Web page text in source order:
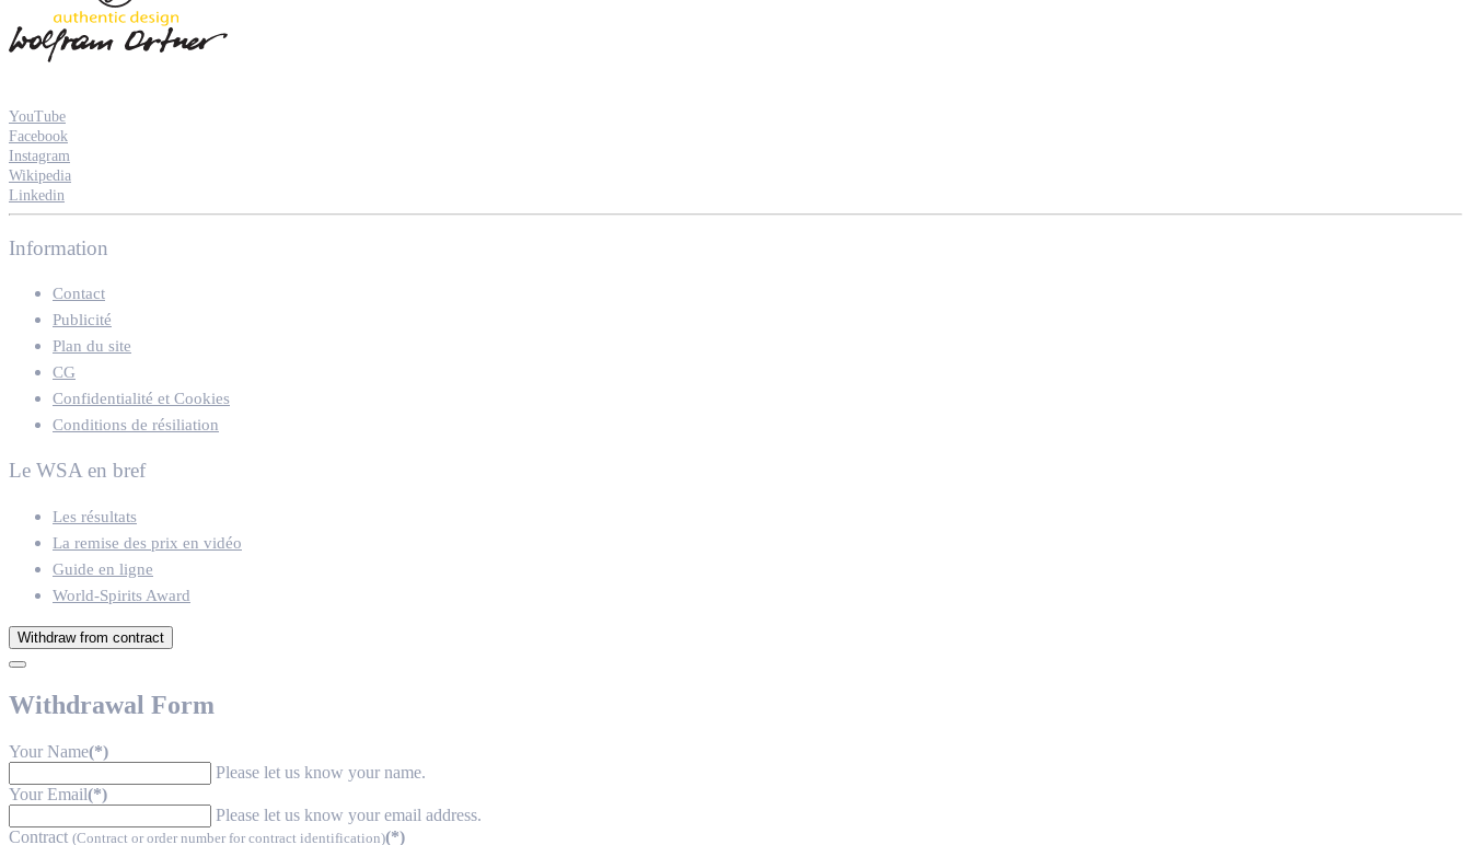
YouTube
Facebook
Instagram
Wikipedia
Linkedin
Information
Contact
Publicité
Plan du site
CG
Confidentialité et Cookies
Conditions de résiliation
Le WSA en bref
Les résultats
La remise des prix en vidéo
Guide en ligne
World-Spirits Award
Withdraw from contract
Withdrawal Form
Your Name(*)
Please let us know your name.
Your Email(*)
Please let us know your email address.
Contract (Contract or order number for contract identification)(*)